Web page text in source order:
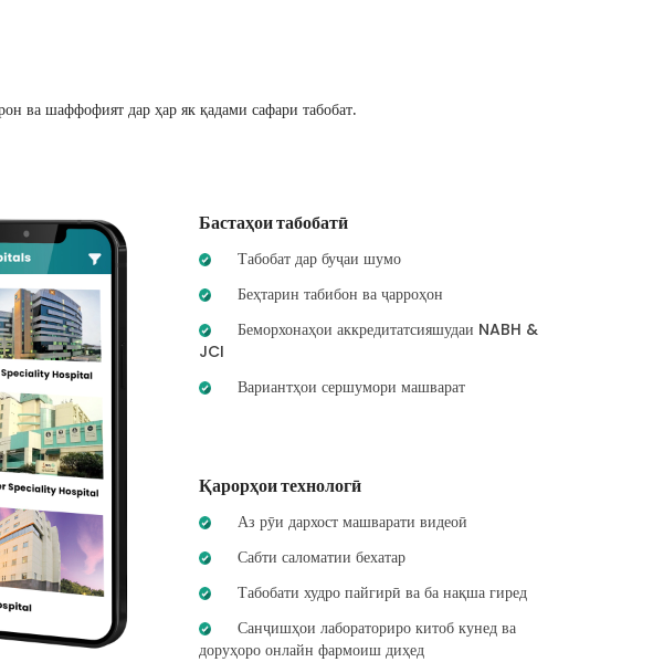
ва шаффофият дар ҳар як қадами сафари табобат.
Бастаҳои табобатӣ
Табобат дар буҷаи шумо
Беҳтарин табибон ва ҷарроҳон
Беморхонаҳои аккредитатсияшудаи NABH &
JCI
Вариантҳои сершумори машварат
Қарорҳои технологӣ
Аз рӯи дархост машварати видеоӣ
Сабти саломатии бехатар
Табобати худро пайгирӣ ва ба нақша гиред
Санҷишҳои лабораториро китоб кунед ва
доруҳоро онлайн фармоиш диҳед